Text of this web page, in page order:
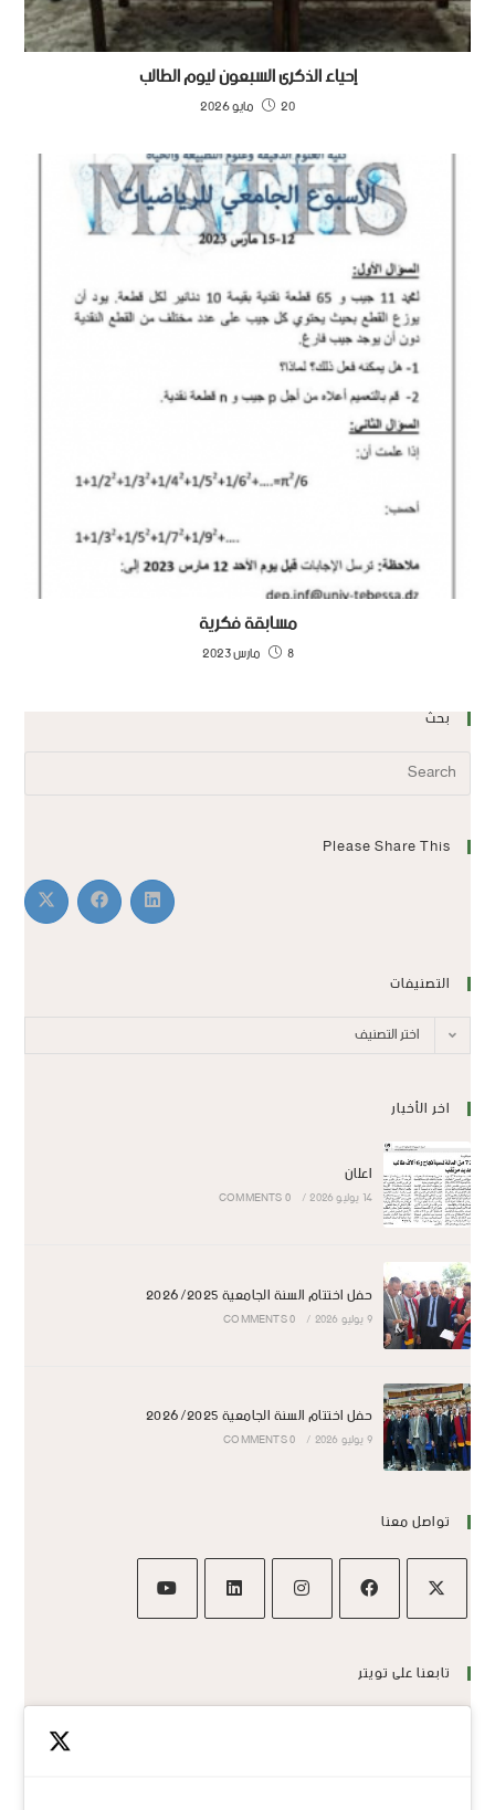
إحياء الذكرى السبعون ليوم الطالب
20 مايو 2026
مسابقة فكرية
8 مارس 2023
بحث
Please Share This
التصنيفات
اختر التصنيف
اخر الأخبار
اعلان
14 يوليو 2026 /
0 COMMENTS
حفل اختتام السنة الجامعية 2026/2025
9 يوليو 2026 /
0 COMMENTS
حفل اختتام السنة الجامعية 2026/2025
9 يوليو 2026 /
0 COMMENTS
تواصل معنا
تابعنا على تويتر